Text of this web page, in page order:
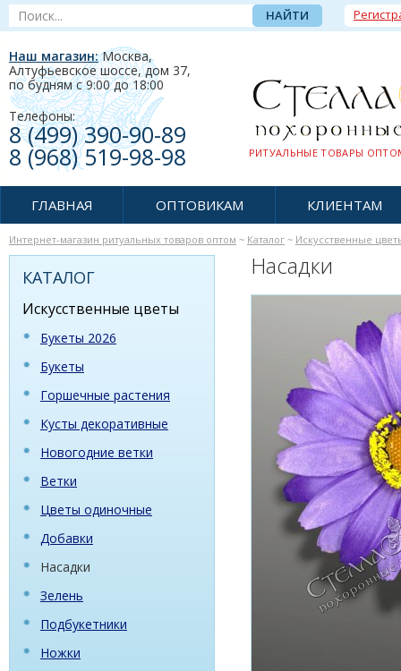
РИТУАЛЬНЫЕ ТОВАРЫ
Наш магазин:Москва,
Алтуфьевское шоссе, дом 37,
по будням c 9:00 до 18:00
Телефоны:
8 (499) 390-90-89
8 (968) 519-98-98
ГЛАВНАЯ ОПТОВИКАМ КЛИЕНТАМ
Интернет-магазин ритуальных товаров оптом ~ Каталог ~ Искусственные
КАТАЛОГ
Искусственные цветы
Букеты 2026
Букеты
Горшечные растения
Кусты декоративные
Новогодние ветки
Ветки
Цветы одиночные
Добавки
Насадки
Зелень
Подбукетники
Ножки
Насадки